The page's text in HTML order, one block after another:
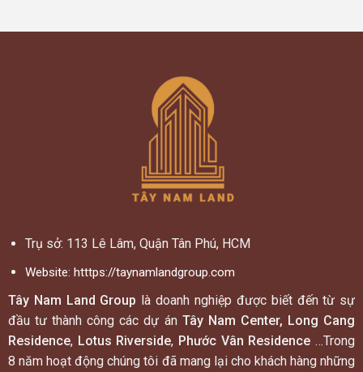
Trụ sở: 113 Lê Lâm, Quận Tân Phú, HCM
Website: htttps://taynamlandgroup.com
Tây Nam Land Group là doanh nghiệp được biết đến từ sự
đầu tư thành công các dự án Tây Nam Center, Long Cang
Residence, Lotus Riverside, Phước Vân Residence …Trong
8 năm hoạt động chúng tôi đã mang lại cho khách hàng những